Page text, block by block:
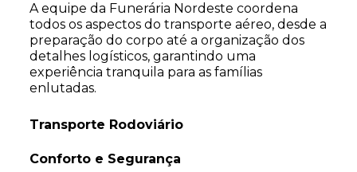
A equipe da Funerária Nordeste coordena
todos os aspectos do transporte aéreo, desde a
preparação do corpo até a organização dos
detalhes logísticos, garantindo uma
experiência tranquila para as famílias
enlutadas.
Transporte Rodoviário
Conforto e Segurança